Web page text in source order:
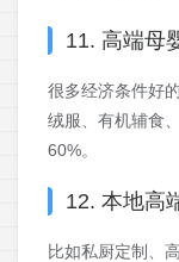
11. 高端母
很多经济条件好
绒服、有机辅食
60%。
12. 本地高
比如私厨定制、